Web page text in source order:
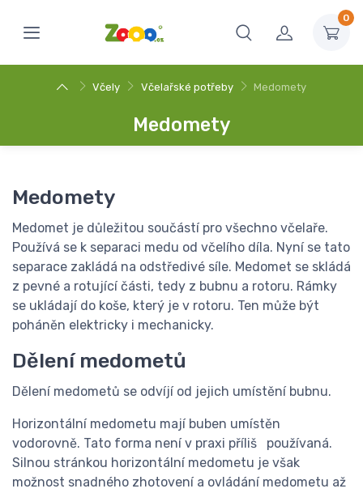
0
Včely Včelařské potřeby Medomety
Medomety
Medomety
Medomet je důležitou součástí pro všechno včelaře.
Používá se k separaci medu od včelího díla. Nyní se tato
separace zakládá na odstředivé síle. Medomet se skládá
z pevné a rotující části, tedy z bubnu a rotoru. Rámky
se ukládají do koše, který je v rotoru. Ten může být
poháněn elektricky i mechanicky.
Dělení medometů
Dělení medometů se odvíjí od jejich umístění bubnu.
Horizontální medometu mají buben umístěn
vodorovně. Tato forma není v praxi příliš používaná.
Silnou stránkou horizontální medometu je však
možnost snadného zhotovení a ovládání medometu až